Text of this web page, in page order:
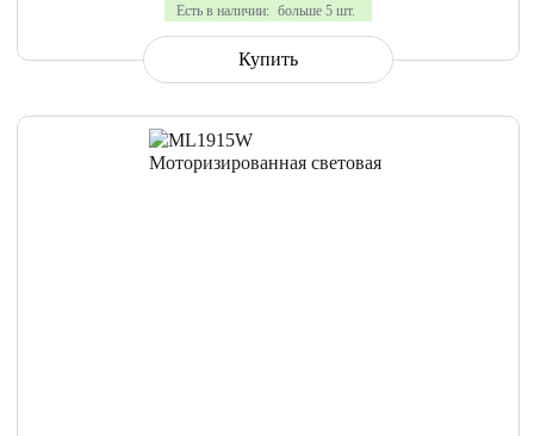
Есть в наличии: больше 5 шт.
Купить